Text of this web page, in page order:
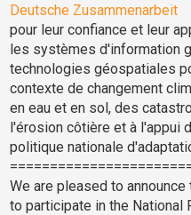
Deutsche Zusammenarbeit
pour leur confiance et leur
les systèmes d'information
technologies géospatiales
contexte de changement
en eau et en sol, des
l'érosion côtière et à l'appui
politique nationale
We are pleased to
to participate in the National